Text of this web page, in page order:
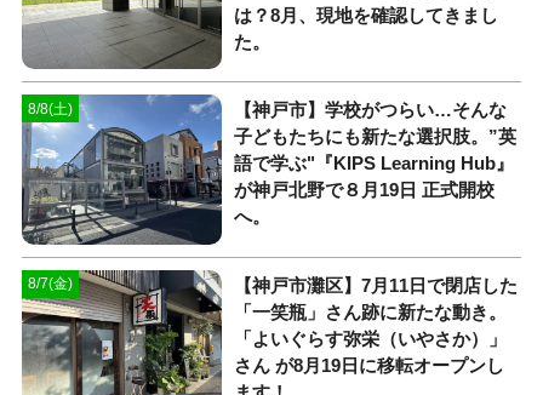
は？8月、現地を確認してきまし
た。
8/8(土)
【神戸市】学校がつらい…そんな
子どもたちにも新たな選択肢。”英
語で学ぶ"『KIPS Learning Hub』
が神戸北野で８月19日 正式開校
へ。
8/7(金)
【神戸市灘区】7月11日で閉店した
「一笑瓶」さん跡に新たな動き。
「よいぐらす弥栄（いやさか）」
さん が8月19日に移転オープンし